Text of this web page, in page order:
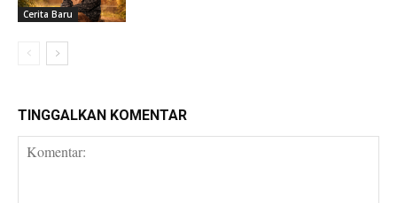
Cerita Baru
TINGGALKAN KOMENTAR